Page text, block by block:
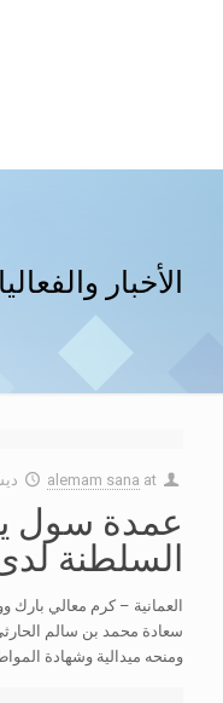
الأخبار
alemam sana at
عمدة سول
السلطنة
العمانية – كرم معالي
سعادة محمد بن سالم
ومنحه ميدالية وشهادة